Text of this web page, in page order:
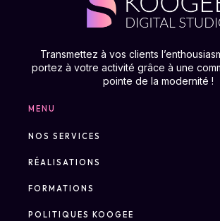
Transmettez à vos clients
portez à votre activité grâce à une
pointe de la modernité !
MENU
NOS SERVICES
RÉALISATIONS
FORMATIONS
POLITIQUES KOOGEE